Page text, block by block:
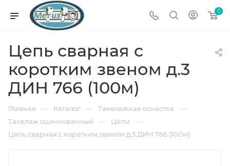
0
Цепь сварная с
коротким звеном д.3
ДИН 766 (100м)
Главная — Каталог — Такелажная оснастка —
Такелаж оцинкованный — Цепи —
Цепь сварная с коротким звеном д.3 ДИН 766 (100м)